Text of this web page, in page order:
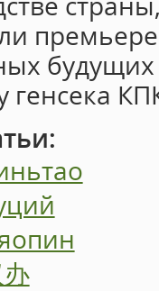
премьере
генсека